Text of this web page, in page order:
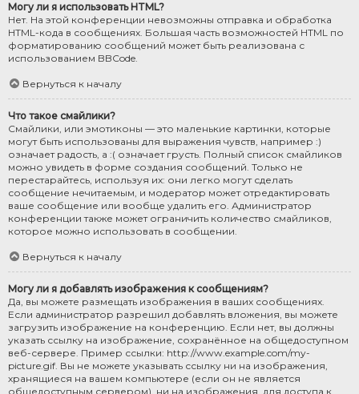
Могу ли я использовать HTML?
Нет. На этой конференции невозможны отправка и обработка
HTML-кода в сообщениях. Большая часть возможностей HTML по
форматированию сообщений может быть реализована с
использованием BBCode.
Вернуться к началу
Что такое смайлики?
Смайлики, или эмотиконы — это маленькие картинки, которые
могут быть использованы для выражения чувств, например :)
означает радость, а :( означает грусть. Полный список смайликов
можно увидеть в форме создания сообщений. Только не
перестарайтесь, используя их: они легко могут сделать
сообщение нечитаемым, и модератор может отредактировать
ваше сообщение или вообще удалить его. Администратор
конференции также может ограничить количество смайликов,
которое можно использовать в сообщении.
Вернуться к началу
Могу ли я добавлять изображения к сообщениям?
Да, вы можете размещать изображения в ваших сообщениях.
Если администратор разрешил добавлять вложения, вы можете
загрузить изображение на конференцию. Если нет, вы должны
указать ссылку на изображение, сохранённое на общедоступном
веб-сервере. Пример ссылки: http://www.example.com/my-
picture.gif. Вы не можете указывать ссылку ни на изображения,
хранящиеся на вашем компьютере (если он не является
общедоступным сервером), ни на изображения, для доступа к